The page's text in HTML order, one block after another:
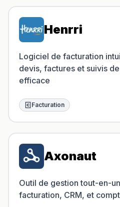
Henrri
Logiciel de facturation
devis, factures et suivis
efficace
Facturation
Axonaut
Outil de gestion tout-en-
facturation, CRM, et